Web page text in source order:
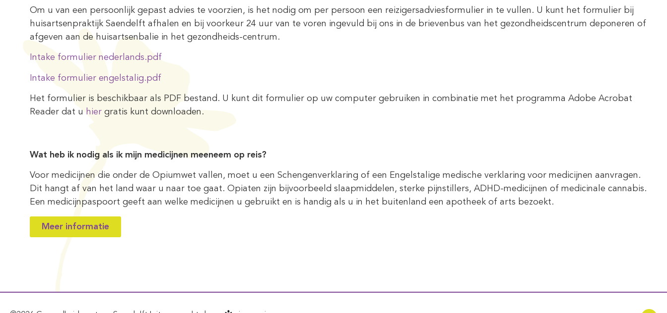
Om u van een persoonlijk gepast advies te voorzien, is het nodig om per persoon een reizigersadviesformulier in te vullen. U kunt het formulier bij
huisartsenpraktijk Saendelft afhalen en bij voorkeur 24 uur van te voren ingevuld bij ons in de brievenbus van het gezondheidscentrum deponeren of
afgeven aan de huisartsenbalie in het gezondheids-centrum.
Intake formulier nederlands.pdf
Intake formulier engelstalig.pdf
Het formulier is beschikbaar als PDF bestand. U kunt dit formulier op uw computer gebruiken in combinatie met het programma Adobe Acrobat
Reader dat u hier gratis kunt downloaden.
Wat heb ik nodig als ik mijn medicijnen meeneem op reis?
Voor medicijnen die onder de Opiumwet vallen, moet u een Schengenverklaring of een Engelstalige medische verklaring voor medicijnen aanvragen.
Dit hangt af van het land waar u naar toe gaat. Opiaten zijn bijvoorbeeld slaapmiddelen, sterke pijnstillers, ADHD-medicijnen of medicinale cannabis.
Een medicijnpaspoort geeft aan welke medicijnen u gebruikt en is handig als u in het buitenland een apotheek of arts bezoekt.
Meer informatie